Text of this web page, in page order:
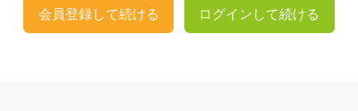
会員登録して続ける ログインして続ける